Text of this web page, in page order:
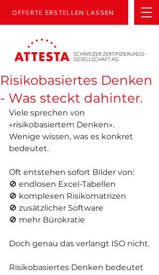
OFFERTE ERSTELLEN LASSEN
Risikobasiertes Denken
- Was steckt dahinter.
Viele sprechen von
«risikobasiertem Denken».
Wenige wissen, was es konkret
bedeutet.
Oft entstehen sofort Bilder von:
🚫 endlosen Excel-Tabellen
🚫 komplexen Risikomatrizen
🚫 zusätzlicher Software
🚫 mehr Bürokratie
Doch genau das verlangt ISO nicht.
Risikobasiertes Denken bedeutet